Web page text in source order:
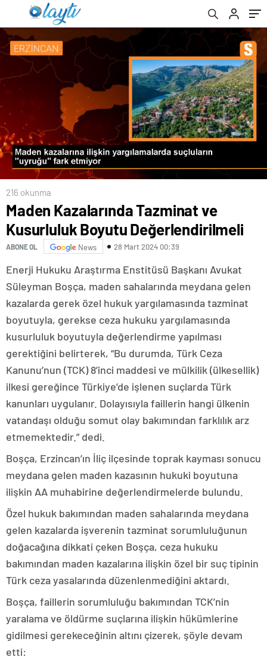
216 okunma
Maden Kazalarında Tazminat ve
Kusurluluk Boyutu Değerlendirilmeli
ABONE OL News 28 Mart 2024 00:39
Enerji Hukuku Araştırma Enstitüsü Başkanı Avukat
Süleyman Boşça, maden sahalarında meydana gelen
kazalarda gerek özel hukuk yargılamasında tazminat
boyutuyla, gerekse ceza hukuku yargılamasında
kusurluluk boyutuyla değerlendirme yapılması
gerektiğini belirterek, “Bu durumda, Türk Ceza
Kanunu’nun (TCK) 8’inci maddesi ve mülkilik (ülkesellik)
ilkesi gereğince Türkiye’de işlenen suçlarda Türk
kanunları uygulanır. Dolayısıyla faillerin hangi ülkenin
vatandaşı olduğu somut olay bakımından farklılık arz
etmemektedir.” dedi.
Boşça, Erzincan’ın İliç ilçesinde toprak kayması sonucu
meydana gelen maden kazasının hukuki boyutuna
ilişkin AA muhabirine değerlendirmelerde bulundu.
Özel hukuk bakımından maden sahalarında meydana
gelen kazalarda işverenin tazminat sorumluluğunun
doğacağına dikkati çeken Boşça, ceza hukuku
bakımından maden kazalarına ilişkin özel bir suç tipinin
Türk ceza yasalarında düzenlenmediğini aktardı.
Boşça, faillerin sorumluluğu bakımından TCK’nin
yaralama ve öldürme suçlarına ilişkin hükümlerine
gidilmesi gerekeceğinin altını çizerek, şöyle devam
etti: